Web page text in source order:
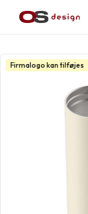
Firmalogo kan tilføjes